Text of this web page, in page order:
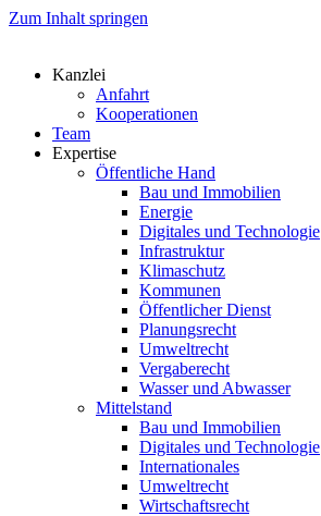
Zum Inhalt springen
Kanzlei
Anfahrt
Kooperationen
Team
Expertise
Öffentliche Hand
Bau und Immobilien
Energie
Digitales und Technologie
Infrastruktur
Klimaschutz
Kommunen
Öffentlicher Dienst
Planungsrecht
Umweltrecht
Vergaberecht
Wasser und Abwasser
Mittelstand
Bau und Immobilien
Digitales und Technologie
Internationales
Umweltrecht
Wirtschaftsrecht